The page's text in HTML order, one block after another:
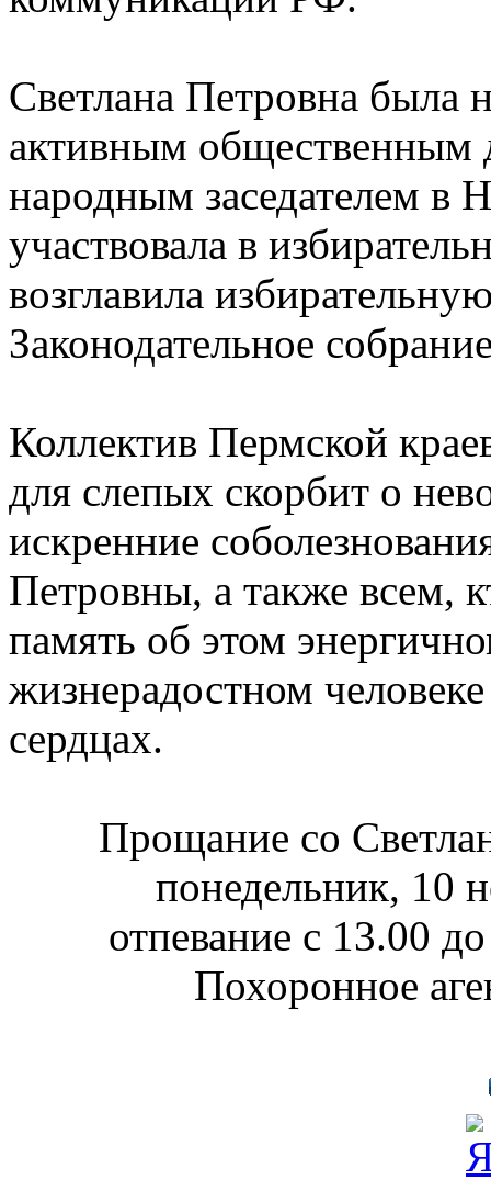
Светлана Петровна была
активным общественным
народным заседателем в
участвовала в
возглавила
Законодательное
Коллектив Пермской
для слепых скорбит о
искренние
Петровны, а также всем,
память об этом
жизнерадостном
сердцах.
Прощание со
понедельник, 10
отпевание с 13.00
Похоронное